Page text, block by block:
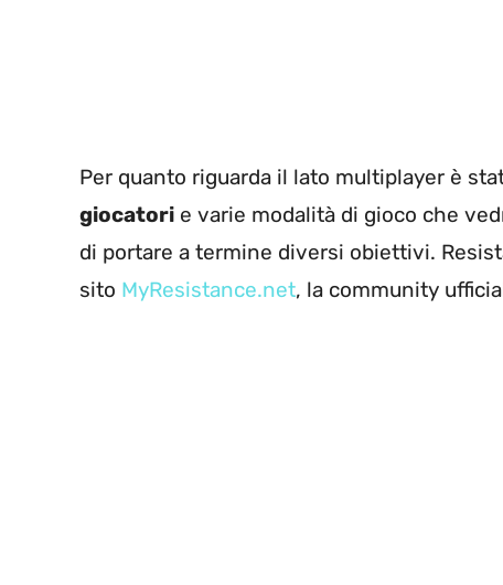
Per quanto riguarda il lato multiplayer è
giocatori e varie modalità di gioco che
di portare a termine diversi obiettivi.
sito MyResistance.net, la community